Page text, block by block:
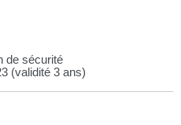
de sécurité
(validité 3 ans)